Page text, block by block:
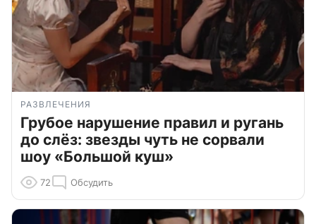
РАЗВЛЕЧЕНИЯ
Грубое нарушение правил и ругань
до слёз: звезды чуть не сорвали
шоу «Большой куш»
72 Обсудить